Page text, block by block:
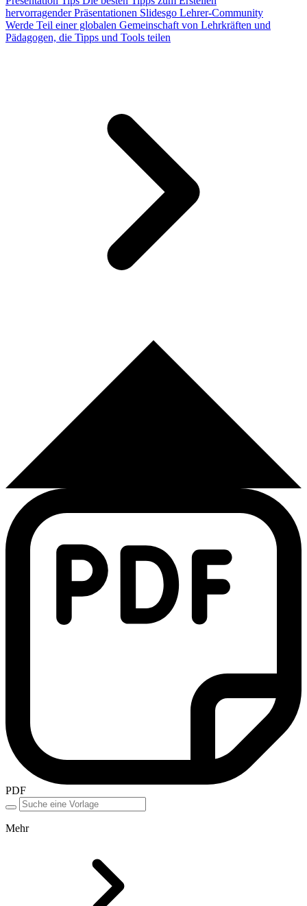
hervorragender Präsentationen Slidesgo Lehrer-Community
Werde Teil einer globalen Gemeinschaft von Lehrkräften und
Pädagogen, die Tipps und Tools teilen
PDF
Mehr